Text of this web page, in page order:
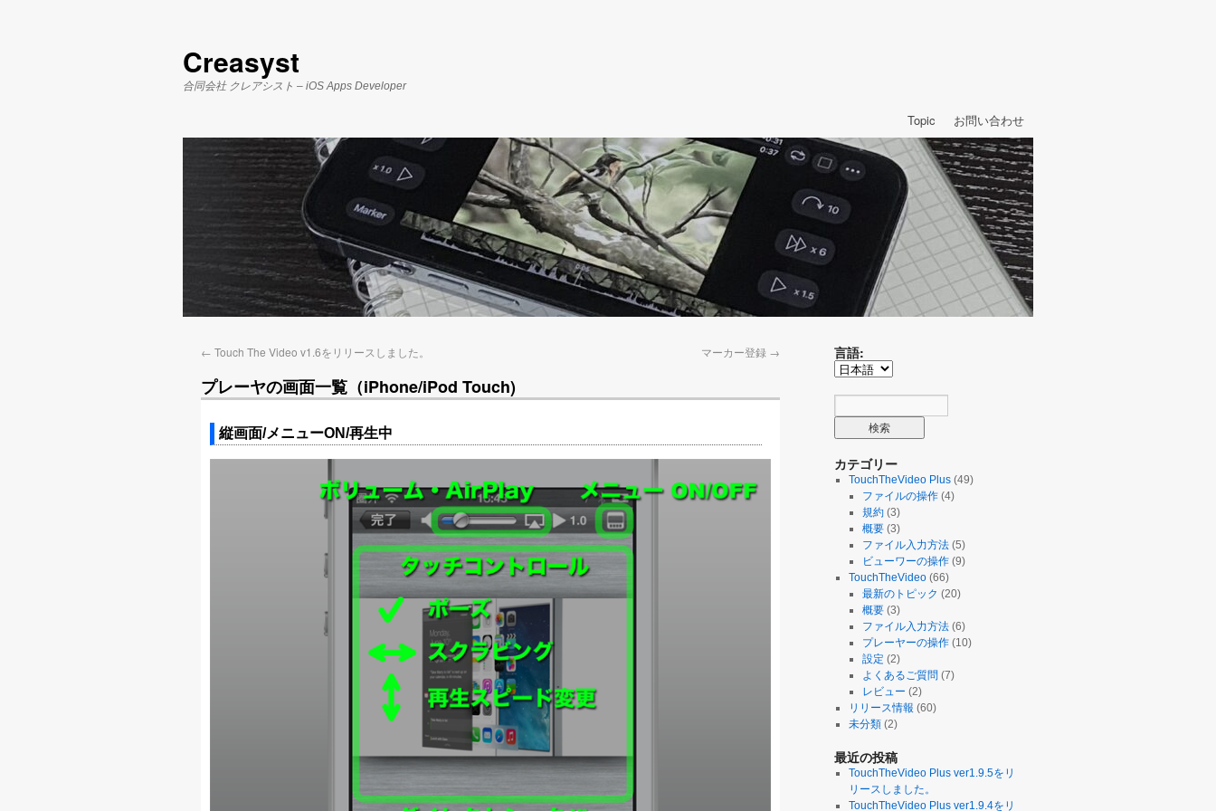
Creasyst
合同会社 クレアシスト – iOS Apps Developer
お問い合わせ
Topic
← Touch The Video v1.6をリリースしました。 マーカー登録 →
プレーヤの画面一覧（iPhone/iPod Touch)
縦画面/メニューON/再生中
言語:
カテゴリー
TouchTheVideo Plus(49)
ファイルの操作 (4)
規約 (3)
概要 (3)
ファイル入力方法 (5)
ビューワーの操作 (9)
TouchTheVideo(66)
最新のトピック (20)
概要 (3)
ファイル入力方法 (6)
プレーヤーの操作 (10)
設定 (2)
よくあるご質問 (7)
レビュー (2)
リリース情報 (60)
未分類(2)
最近の投稿
TouchTheVideo Plus ver1.9.5をリ
リースしました。
TouchTheVideo Plus ver1.9.4をリ